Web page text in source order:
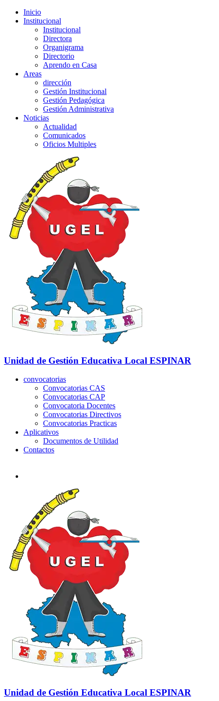
Inicio
Institucional
Institucional
Directora
Organigrama
Directorio
Aprendo en Casa
Areas
dirección
Gestión Institucional
Gestión Pedagógica
Gestión Administrativa
Noticias
Actualidad
Comunicados
Oficios Multiples
Unidad de Gestión Educativa Local ESPINAR
convocatorias
Convocatorias CAS
Convocatorias CAP
Convocatoria Docentes
Convocatorias Directivos
Convocatorias Practicas
Aplicativos
Documentos de Utilidad
Contactos
Unidad de Gestión Educativa Local ESPINAR